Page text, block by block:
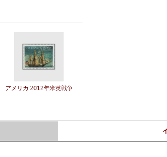
アメリカ 2012年米英戦争